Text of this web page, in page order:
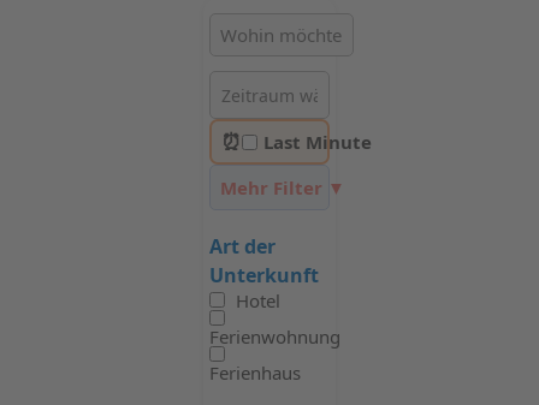
⏰
Last Minute
Mehr Filter ▼
Art der
Unterkunft
Hotel
Ferienwohnung
Ferienhaus